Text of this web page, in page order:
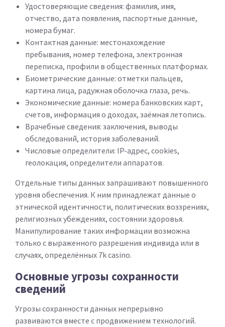
Удостоверяющие сведения: фамилия, имя,
отчество, дата появления, паспортные данные,
номера бумаг.
Контактная данные: местонахождение
пребывания, номер телефона, электронная
переписка, профили в общественных платформах.
Биометрические данные: отметки пальцев,
картина лица, радужная оболочка глаза, речь.
Экономические данные: номера банковских карт,
счетов, информация о доходах, заёмная летопись.
Врачебные сведения: заключения, выводы
обследований, история заболеваний.
Числовые определители: IP-адрес, cookies,
геолокация, определители аппаратов.
Отдельные типы данных запрашивают повышенного
уровня обеспечения. К ним принадлежат данные о
этнической идентичности, политических воззрениях,
религиозных убеждениях, состоянии здоровья.
Манипулирование таких информации возможна
только с выраженного разрешения индивида или в
случаях, определённых 7k casino.
Основные угрозы сохранности
сведений
Угрозы сохранности данных непрерывно
развиваются вместе с продвижением технологий.